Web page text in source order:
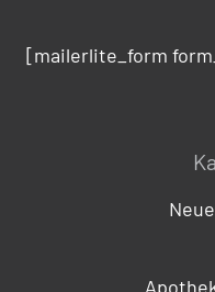
[mailerlite_form